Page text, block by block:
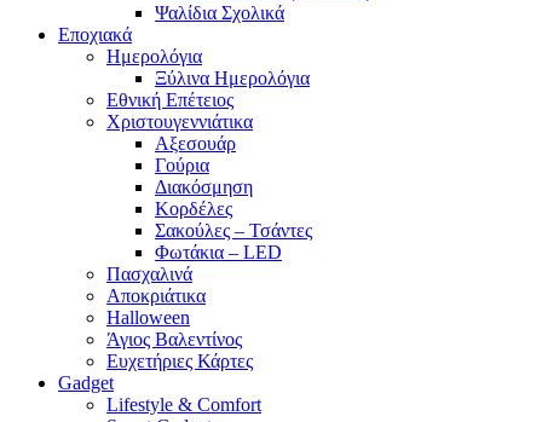
Ψαλίδια Σχολικά
Εποχιακά
Ημερολόγια
Ξύλινα Ημερολόγια
Εθνική Επέτειος
Χριστουγεννιάτικα
Αξεσουάρ
Γούρια
Διακόσμηση
Κορδέλες
Σακούλες – Τσάντες
Φωτάκια – LED
Πασχαλινά
Αποκριάτικα
Halloween
Άγιος Βαλεντίνος
Ευχετήριες Κάρτες
Gadget
Lifestyle & Comfort